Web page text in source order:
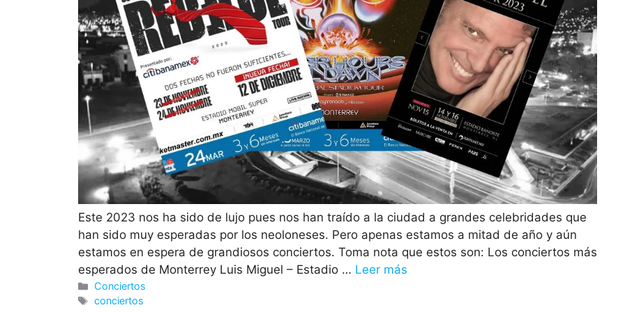
Este 2023 nos ha sido de lujo pues nos han traído a la ciudad a grandes celebridades que
han sido muy esperadas por los neoloneses. Pero apenas estamos a mitad de año y aún
estamos en espera de grandiosos conciertos. Toma nota que estos son: Los conciertos más
esperados de Monterrey Luis Miguel – Estadio … Leer más
Categorías
Conciertos
Etiquetas
conciertos